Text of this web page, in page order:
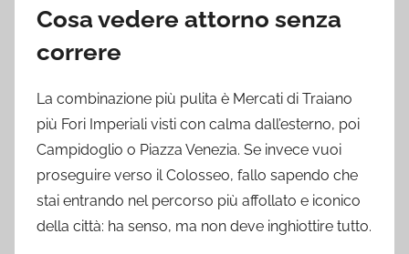
Cosa vedere attorno senza
correre
La combinazione più pulita è Mercati di Traiano
più Fori Imperiali visti con calma dall’esterno, poi
Campidoglio o Piazza Venezia. Se invece vuoi
proseguire verso il Colosseo, fallo sapendo che
stai entrando nel percorso più affollato e iconico
della città: ha senso, ma non deve inghiottire tutto.